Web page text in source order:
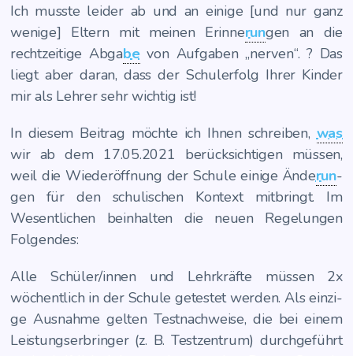
Ich muss­te lei­der ab und an eini­ge [und nur ganz
weni­ge] Eltern mit mei­nen Erin­ne­run­gen an die
recht­zei­ti­ge Abga­bevon Auf­ga­ben „ner­ven“. ? Das
liegt aber dar­an, dass der Schul­erfolg Ihrer Kin­der
mir als Leh­rer sehr wich­tig ist!
In die­sem Bei­trag möch­te ich Ihnen schrei­ben,was
wir ab dem 17.05.2021 berück­sich­ti­gen müs­sen,
weil die Wie­der­öff­nung der Schu­le eini­ge Ände­run­
gen für den schu­li­schen Kon­text mit­bringt. Im
Wesent­li­chen beinhal­ten die neu­en Rege­lun­gen
Folgendes:
Alle Schüler/innen und Lehr­kräf­te müs­sen 2x
wöchent­lich in der Schu­le getes­tet wer­den. Als ein­zi­
ge Aus­nah­me gel­ten Test­nach­wei­se, die bei einem
Leis­tungs­er­brin­ger (z. B. Test­zen­trum) durch­ge­führt